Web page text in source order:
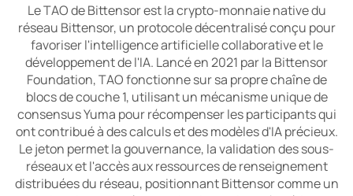
Le TAO de Bittensor est la crypto-monnaie native du
réseau Bittensor, un protocole décentralisé conçu pour
favoriser l'intelligence artificielle collaborative et le
développement de l'IA. Lancé en 2021 par la Bittensor
Foundation, TAO fonctionne sur sa propre chaîne de
blocs de couche 1, utilisant un mécanisme unique de
consensus Yuma pour récompenser les participants qui
ont contribué à des calculs et des modèles d'IA précieux.
Le jeton permet la gouvernance, la validation des sous-
réseaux et l'accès aux ressources de renseignement
distribuées du réseau, positionnant Bittensor comme un